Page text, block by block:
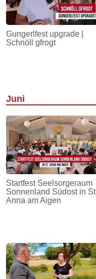
Gungerlfest upgrade |
Schnöll gfrogt
Juni
Startfest Seelsorgeraum
Sonnenland Südost in St
Anna am Aigen